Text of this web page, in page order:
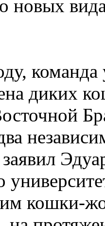
новых
диких
кошки-